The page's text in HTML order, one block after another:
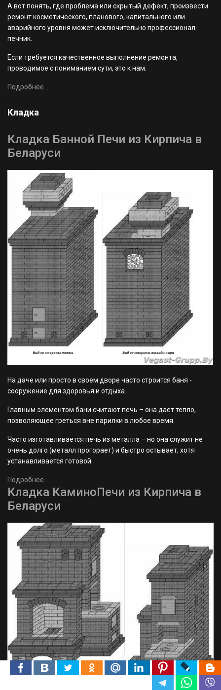
А вот понять, где проблема или скрытый дефект, произвести
ремонт косметического, планового, капитального или
аварийного уровня может исключительно профессионал-
печник.
Если требуется качественное выполнение ремонта,
проводимое с пониманием сути, это к нам.
Подробнее...
Кладка
Кладка Банной Печи из Кирпича в
Беларуси
На даче или просто в своем дворе часто строится баня -
сооружение для здоровья и отдыха.
Главным элементом бани считают печь – она дает тепло,
позволяющее греться вне парилки в любое время.
Часто изготавливается печь из металла – но она служит не
очень долго (металл прогорает) и быстро остывает, хотя
устанавливается готовой.
Подробнее...
Кладка КаминоПечи из Кирпича в
Беларуси